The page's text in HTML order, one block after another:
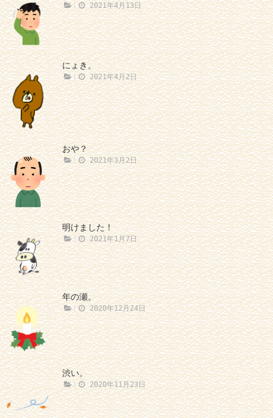
2021年4月13日
にょき。
2021年4月2日
おや？
2021年3月2日
明けました！
2021年1月7日
年の瀬。
2020年12月24日
渋い。
2020年11月23日